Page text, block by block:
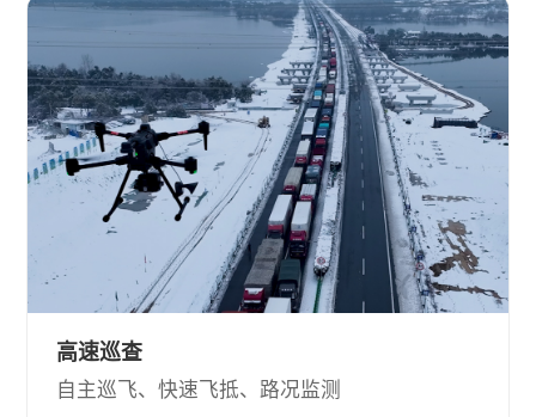
高速巡查
自主巡飞、快速飞抵、路况监测